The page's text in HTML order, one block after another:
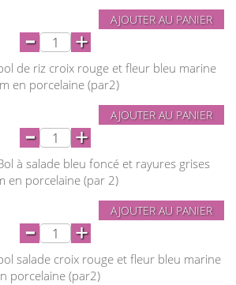
AJOUTER AU PANIER
- +
de riz croix rouge et fleur bleu marine
en porcelaine (par2)
AJOUTER AU PANIER
- +
à salade bleu foncé et rayures grises
en porcelaine (par 2)
AJOUTER AU PANIER
- +
salade croix rouge et fleur bleu marine
porcelaine (par2)